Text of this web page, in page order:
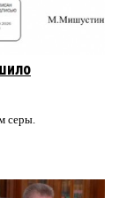
серы.